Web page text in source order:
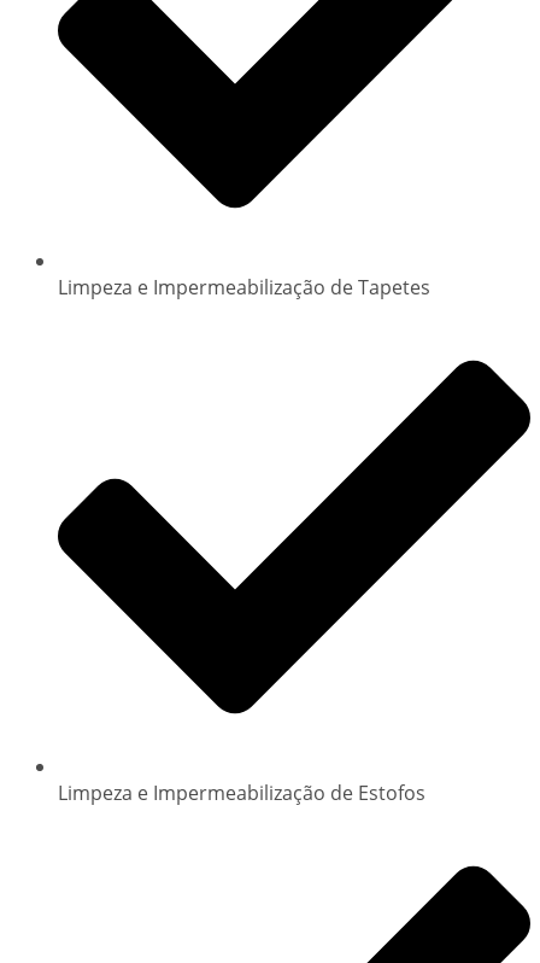
Limpeza e Impermeabilização de Tapetes
Limpeza e Impermeabilização de Estofos